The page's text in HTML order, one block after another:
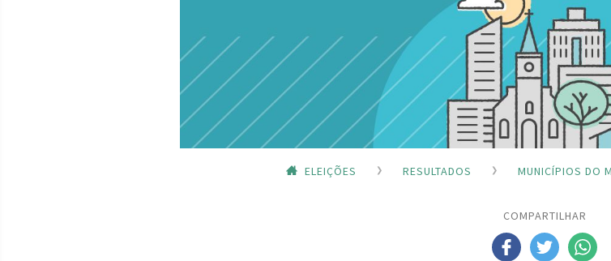
ELEIÇÕES RESULTADOS MUNICÍPIOS DO
COMPARTILHAR